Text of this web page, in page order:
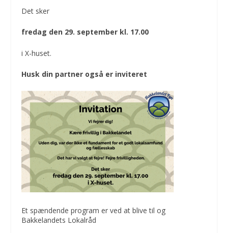
Det sker
fredag den 29. september kl. 17.00
i X-huset.
Husk din partner også er inviteret
Et spændende program er ved at blive til og
Bakkelandets Lokalråd